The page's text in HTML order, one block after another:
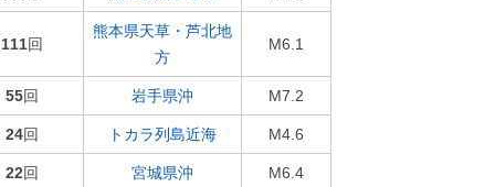
111回
熊本県天草・芦北地
方
M6.1
55回 岩手県沖 M7.2
24回 トカラ列島近海 M4.6
22回 宮城県沖 M6.4